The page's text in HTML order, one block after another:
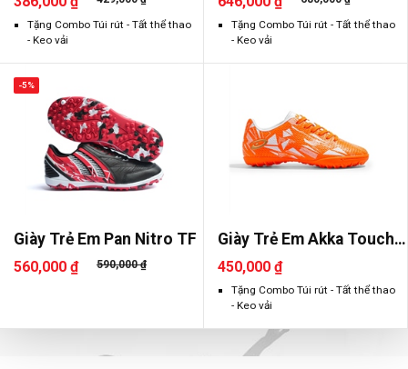
Tặng Combo Túi rút - Tất thể thao
- Keo vải
Tặng Combo Túi rút - Tất thể thao
- Keo vải
Giày Trẻ Em Pan Nitro TF
560,000 ₫ 590,000 ₫
-5%
Giày Trẻ Em Akka Touch
1.0 TF
450,000 ₫
Tặng Combo Túi rút - Tất thể thao
- Keo vải